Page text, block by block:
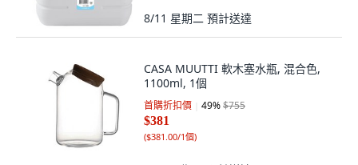
8/11 星期二 預計送達
CASA MUUTTI 軟木塞水瓶, 混合色,
1100ml, 1個
首購折扣價 49%$755
$381
($381.00/1個)